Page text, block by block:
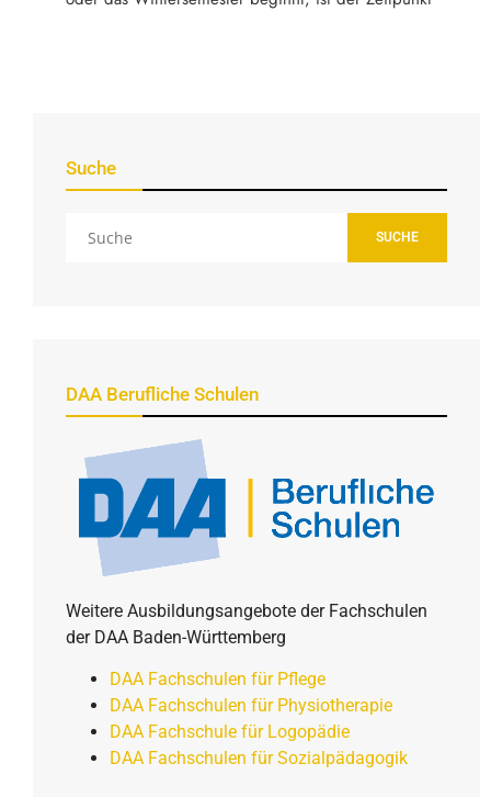
Suche
SUCHE
DAA Berufliche Schulen
Weitere Ausbildungsangebote der Fachschulen
der DAA Baden-Württemberg
DAA Fachschulen für Pflege
DAA Fachschulen für Physiotherapie
DAA Fachschule für Logopädie
DAA Fachschulen für Sozialpädagogik